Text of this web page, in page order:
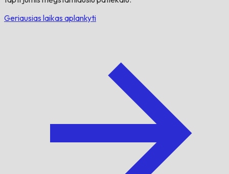
Geriausias laikas aplankyti